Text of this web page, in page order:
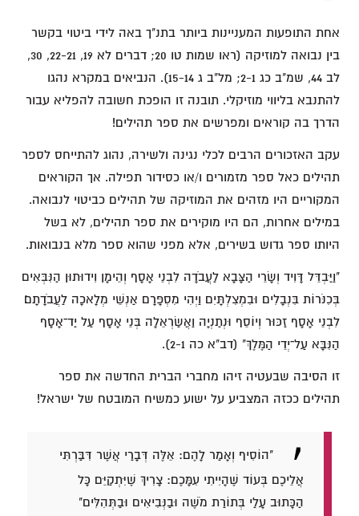
אחת התופעות המעניינות ביותר בתנ"ך באה לידי ביטוי בקשר
בין נבואה למוזיקה (ראו שמות טו 20; דברים לא 19, 22-21, 30,
לב 44, שמ"ב כג 2-1; מל"ב ג 15-14). הנביאים במקרא נהגו
להתנבא בליווי מוזיקלי. תובנה זו הופכת חשובה להפליא עבור
הדרך בה קוראים ומפרשים את ספר תהילים!
עקב האזכורים הרבים לכלי נגינה ולשירה, נהוג להתייחס לספר
תהילים כאל ספר מזמורים ו/או כסידור תפילה. אך הקוראים
המקוריים היו מזהים את המוזיקה של תהילים כביטוי לנבואה.
במילים אחרות, הם היו מוקירים את ספר תהילים, לא בשל
היותו ספר גדוש בשירים, אלא מפני שהוא ספר מלא בנבואות.
"וַיַּבְדֵּל דָּוִיד וְשָׂרֵי הַצָּבָא לַעֲבֹדָה לִבְנֵי אָסָף וְהֵימָן וִידוּתוּן הַנִּבְּאִים
בְּכִנֹּרוֹת בִּנְבָלִים וּבִמְצִלְתָּיִם וַיְהִי מִסְפָּרָם אַנְשֵׁי מְלָאכָה לַעֲבֹדָתָם׃
לִבְנֵי אָסָף זַכּוּר וְיוֹסֵף וּנְתַנְיָה וַאֲשַׂרְאֵלָה בְּנֵי אָסָף עַל יַד־אָסָף
הַנִּבָּא עַל־יְדֵי הַמֶּלֶךְ" (דב"א כה 2-1).
זו הסיבה שבעטיה זיהו מחברי הברית החדשה את ספר
תהילים ככזה המצביע על ישוע כמשיח המובטח של ישראל!
"הוֹסִיף וְאָמַר לָהֶם: אֵלֶּה דְּבָרַי אֲשֶׁר דִּבַּרְתִּי
אֲלֵיכֶם בְּעוֹד שֶׁהָיִיתִי עִמָּכֶם: צָרִיךְ שֶׁיִּתְקַיֵּם כָּל
הַכָּתוּב עָלַי בְּתוֹרַת מֹשֶׁה וּבַנְּבִיאִים וּבַתְּהִלִּים"